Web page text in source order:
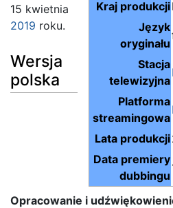
Kraj produkcji
Język
oryginału
Stacja
telewizyjna
Platforma
streamingowa
Lata produkcji
Data premiery
dubbingu
15 kwietnia
2019 roku.
Wersja
polska
Opracowanie i